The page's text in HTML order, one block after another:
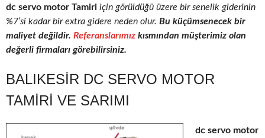
dc servo motor Tamiri için görüldüğü üzere bir senelik giderinin
%7’si kadar bir extra gidere neden olur. Bu küçümsenecek bir
maliyet değildir. Referanslarımız kısmından müşterimiz olan
değerli firmaları görebilirsiniz.
BALIKESIR DC SERVO MOTOR
TAMIRI VE SARIMI
dc servo motor